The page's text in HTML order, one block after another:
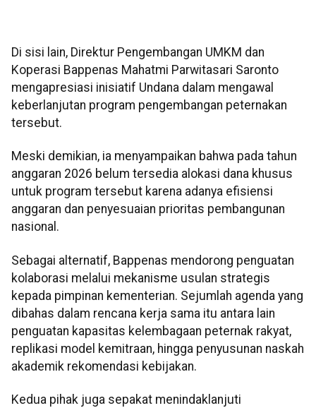
Di sisi lain, Direktur Pengembangan UMKM dan
Koperasi Bappenas Mahatmi Parwitasari Saronto
mengapresiasi inisiatif Undana dalam mengawal
keberlanjutan program pengembangan peternakan
tersebut.
Meski demikian, ia menyampaikan bahwa pada tahun
anggaran 2026 belum tersedia alokasi dana khusus
untuk program tersebut karena adanya efisiensi
anggaran dan penyesuaian prioritas pembangunan
nasional.
Sebagai alternatif, Bappenas mendorong penguatan
kolaborasi melalui mekanisme usulan strategis
kepada pimpinan kementerian. Sejumlah agenda yang
dibahas dalam rencana kerja sama itu antara lain
penguatan kapasitas kelembagaan peternak rakyat,
replikasi model kemitraan, hingga penyusunan naskah
akademik rekomendasi kebijakan.
Kedua pihak juga sepakat menindaklanjuti